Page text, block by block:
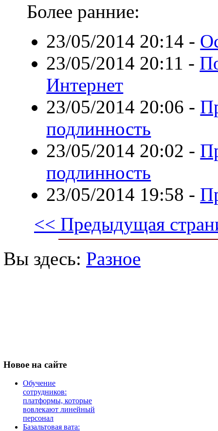
Более ранние:
23/05/2014 20:14 -
23/05/2014 20:11 -
Интернет
23/05/2014 20:06 -
подлинность
23/05/2014 20:02 -
подлинность
23/05/2014 19:58 -
<< Предыдущая
Вы здесь: Разное
Новое на сайте
Обучение
сотрудников:
платформы, которые
вовлекают линейный
персонал
Базальтовая вата: